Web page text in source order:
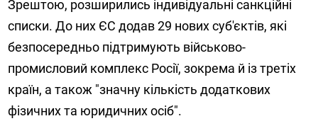
Зрештою, розширились індивідуальні санкційні
списки. До них ЄС додав 29 нових суб'єктів, які
безпосередньо підтримують військово-
промисловий комплекс Росії, зокрема й із третіх
країн, а також "значну кількість додаткових
фізичних та юридичних осіб".